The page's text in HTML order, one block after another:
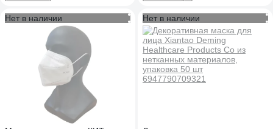
Нет в наличии Нет в наличии